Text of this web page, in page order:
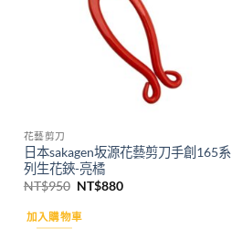
花藝剪刀
日本sakagen坂源花藝剪刀手創165系
列生花鋏-亮橘
NT$950 原
價
格：
NT$880目
加入購物車